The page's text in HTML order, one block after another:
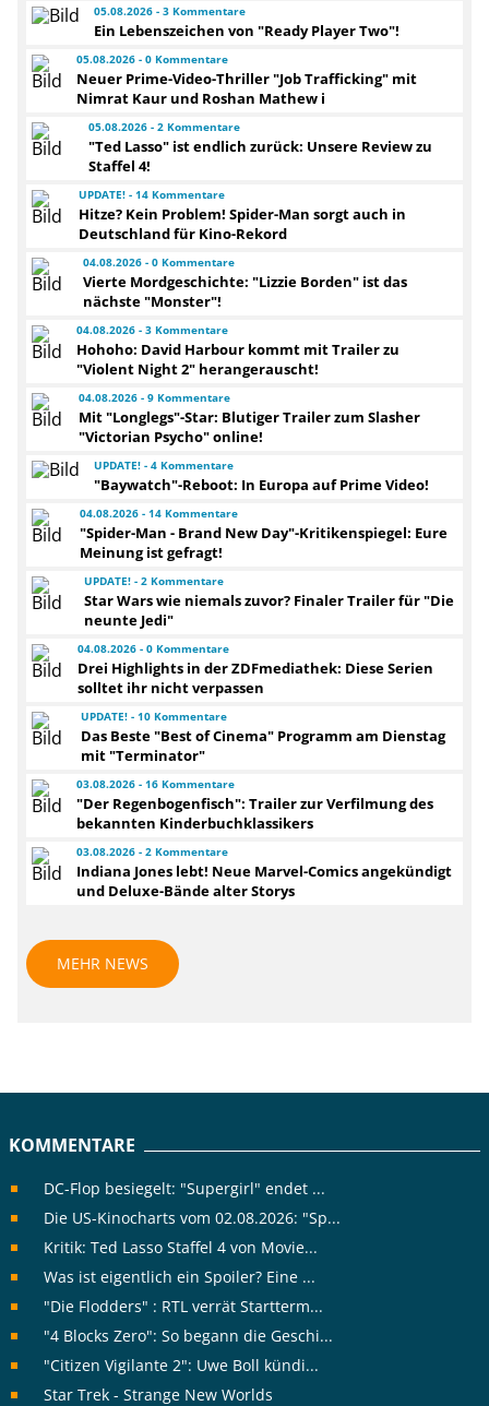
05.08.2026 - 3 Kommentare
Ein Lebenszeichen von "Ready Player Two"!
05.08.2026 - 0 Kommentare
Neuer Prime-Video-Thriller "Job Trafficking" mit
Nimrat Kaur und Roshan Mathew i
05.08.2026 - 2 Kommentare
"Ted Lasso" ist endlich zurück: Unsere Review zu
Staffel 4!
UPDATE! - 14 Kommentare
Hitze? Kein Problem! Spider-Man sorgt auch in
Deutschland für Kino-Rekord
04.08.2026 - 0 Kommentare
Vierte Mordgeschichte: "Lizzie Borden" ist das
nächste "Monster"!
04.08.2026 - 3 Kommentare
Hohoho: David Harbour kommt mit Trailer zu
"Violent Night 2" herangerauscht!
04.08.2026 - 9 Kommentare
Mit "Longlegs"-Star: Blutiger Trailer zum Slasher
"Victorian Psycho" online!
UPDATE! - 4 Kommentare
"Baywatch"-Reboot: In Europa auf Prime Video!
04.08.2026 - 14 Kommentare
"Spider-Man - Brand New Day"-Kritikenspiegel: Eure
Meinung ist gefragt!
UPDATE! - 2 Kommentare
Star Wars wie niemals zuvor? Finaler Trailer für "Die
neunte Jedi"
04.08.2026 - 0 Kommentare
Drei Highlights in der ZDFmediathek: Diese Serien
solltet ihr nicht verpassen
UPDATE! - 10 Kommentare
Das Beste "Best of Cinema" Programm am Dienstag
mit "Terminator"
03.08.2026 - 16 Kommentare
"Der Regenbogenfisch": Trailer zur Verfilmung des
bekannten Kinderbuchklassikers
03.08.2026 - 2 Kommentare
Indiana Jones lebt! Neue Marvel-Comics angekündigt
und Deluxe-Bände alter Storys
MEHR NEWS
KOMMENTARE
DC-Flop besiegelt: "Supergirl" endet ...
Die US-Kinocharts vom 02.08.2026: "Sp...
Kritik: Ted Lasso Staffel 4 von Movie...
Was ist eigentlich ein Spoiler? Eine ...
"Die Flodders" : RTL verrät Startterm...
"4 Blocks Zero": So begann die Geschi...
"Citizen Vigilante 2": Uwe Boll kündi...
Star Trek - Strange New Worlds